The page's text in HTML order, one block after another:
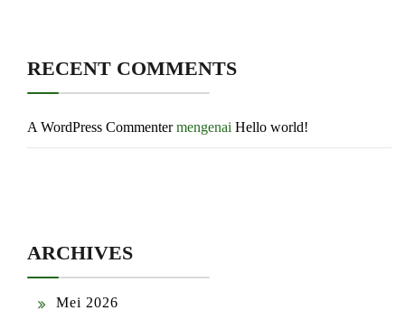
RECENT COMMENTS
A WordPress Commentermengenai Hello world!
ARCHIVES
Mei 2026